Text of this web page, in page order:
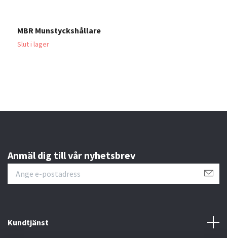
MBR Munstyckshållare
Slut i lager
Anmäl dig till vår nyhetsbrev
Kundtjänst